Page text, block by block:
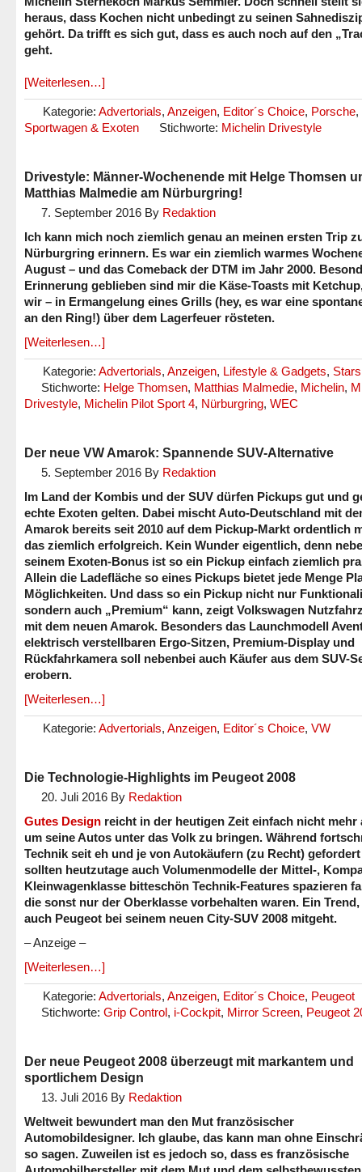
heraus, dass Kochen nicht unbedingt zu seinen
gehört. Da trifft es sich gut, dass es auch noch auf den
geht.
[Weiterlesen…]
Kategorie: Advertorials, Anzeigen, Editor´s Choice, Porsche,
Sportwagen & Exoten
Stichworte: Michelin Drivestyle
Drivestyle: Männer-Wochenende mit Helge Thomsen
Matthias Malmedie am Nürburgring!
7. September 2016 By Redaktion
Ich kann mich noch ziemlich genau an meinen ersten Trip
Nürburgring erinnern. Es war ein ziemlich warmes
August – und das Comeback der DTM im Jahr 2000.
Erinnerung geblieben sind mir die Käse-Toasts mit
wir – in Ermangelung eines Grills (hey, es war eine
an den Ring!) über dem Lagerfeuer rösteten.
[Weiterlesen…]
Kategorie: Advertorials, Anzeigen, Lifestyle & Gadgets, Stars
Stichworte: Helge Thomsen, Matthias Malmedie, Michelin,
Drivestyle, Michelin Pilot Sport 4, Nürburgring, WEC
Der neue VW Amarok: Spannende SUV-Alternative
5. September 2016 By Redaktion
Im Land der Kombis und der SUV dürfen Pickups gut und
echte Exoten gelten. Dabei mischt Auto-Deutschland mit
Amarok bereits seit 2010 auf dem Pickup-Markt ordentlich
das ziemlich erfolgreich. Kein Wunder eigentlich, denn
seinem Exoten-Bonus ist so ein Pickup einfach ziemlich
Allein die Ladefläche so eines Pickups bietet jede Menge
Möglichkeiten. Und dass so ein Pickup nicht nur
sondern auch „Premium“ kann, zeigt Volkswagen
mit dem neuen Amarok. Besonders das Launchmodell
elektrisch verstellbaren Ergo-Sitzen, Premium-Display und
Rückfahrkamera soll nebenbei auch Käufer aus dem SUV-
erobern.
[Weiterlesen…]
Kategorie: Advertorials, Anzeigen, Editor´s Choice, VW
Die Technologie-Highlights im Peugeot 2008
20. Juli 2016 By Redaktion
Gutes Design reicht in der heutigen Zeit einfach nicht mehr
um seine Autos unter das Volk zu bringen. Während
Technik seit eh und je von Autokäufern (zu Recht)
sollten heutzutage auch Volumenmodelle der Mittel-,
Kleinwagenklasse bitteschön Technik-Features spazieren
die sonst nur der Oberklasse vorbehalten waren. Ein Trend,
auch Peugeot bei seinem neuen City-SUV 2008 mitgeht.
– Anzeige –
[Weiterlesen…]
Kategorie: Advertorials, Anzeigen, Editor´s Choice, Peugeot
Stichworte: Grip Control, i-Cockpit, Mirror Screen, Peugeot
Der neue Peugeot 2008 überzeugt mit markantem und
sportlichem Design
13. Juli 2016 By Redaktion
Weltweit bewundert man den Mut französischer
Automobildesigner. Ich glaube, das kann man ohne
so sagen. Zuweilen ist es jedoch so, dass es französische